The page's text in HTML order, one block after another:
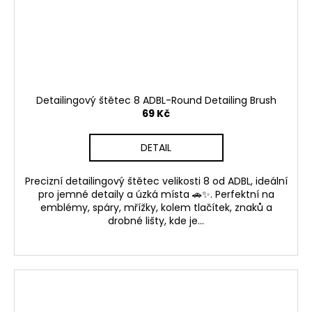
Detailingový štětec 8 ADBL-Round Detailing Brush
69 Kč
DETAIL
Precizní detailingový štětec velikosti 8 od ADBL, ideální
pro jemné detaily a úzká místa 🚗✨. Perfektní na
emblémy, spáry, mřížky, kolem tlačítek, znaků a
drobné lišty, kde je...